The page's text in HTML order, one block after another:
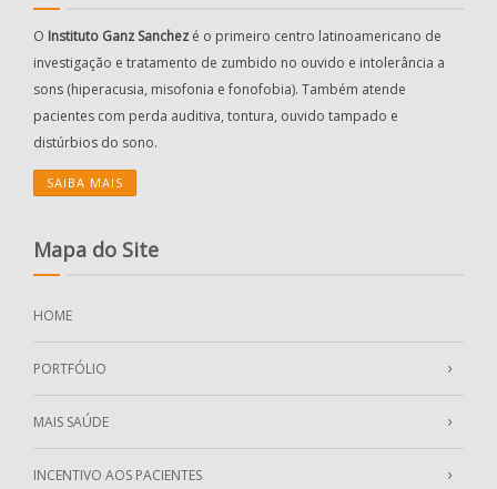
O Instituto Ganz Sanchez é o primeiro centro latinoamericano de
investigação e tratamento de zumbido no ouvido e intolerância a
sons (hiperacusia, misofonia e fonofobia). Também atende
pacientes com perda auditiva, tontura, ouvido tampado e
distúrbios do sono.
SAIBA MAIS
Mapa do Site
HOME
PORTFÓLIO
MAIS SAÚDE
INCENTIVO AOS PACIENTES